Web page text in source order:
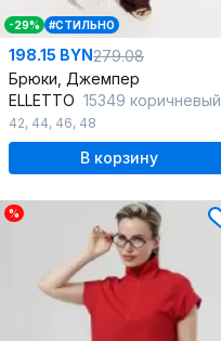
-29% #СТИЛЬНО
198.15 BYN279.08
Брюки, Джемпер
ELLETTO 15349 коричневый
42, 44, 46, 48
В корзину
%